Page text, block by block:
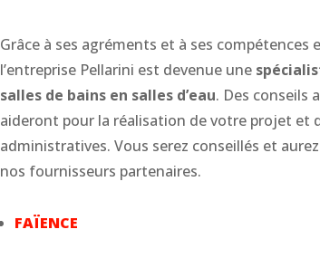
Grâce à ses agréments et à ses compétences
l’entreprise Pellarini est devenue une
salles de bains en salles d’eau. Des conseils
aideront pour la réalisation de votre projet et
administratives. Vous serez conseillés et
nos fournisseurs partenaires.
FAÏENCE